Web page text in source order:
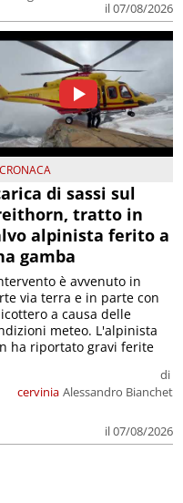
il 07/08/2026
CRONACA
di sassi sul
tratto in
alpinista ferito a
gamba
cervinia
di
Alessandro Bianchet
il 07/08/2026
è avvenuto in
via terra e in parte con
a causa delle
meteo. L'alpinista
ha riportato gravi ferite